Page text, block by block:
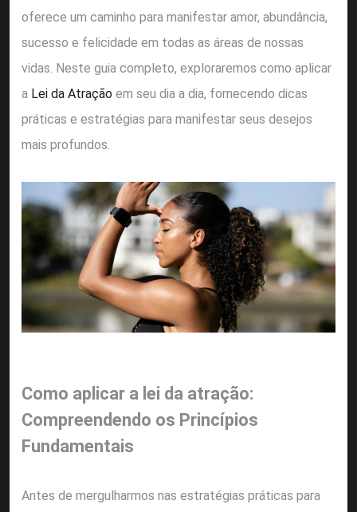
oferece um caminho para manifestar amor, abundância,
sucesso e felicidade em todas as áreas de nossas
vidas. Neste guia completo, exploraremos como aplicar
a Lei da Atração em seu dia a dia, fornecendo dicas
práticas e estratégias para manifestar seus desejos
mais profundos.
Como aplicar a lei da atração:
Compreendendo os Princípios
Fundamentais
Antes de mergulharmos nas estratégias práticas para